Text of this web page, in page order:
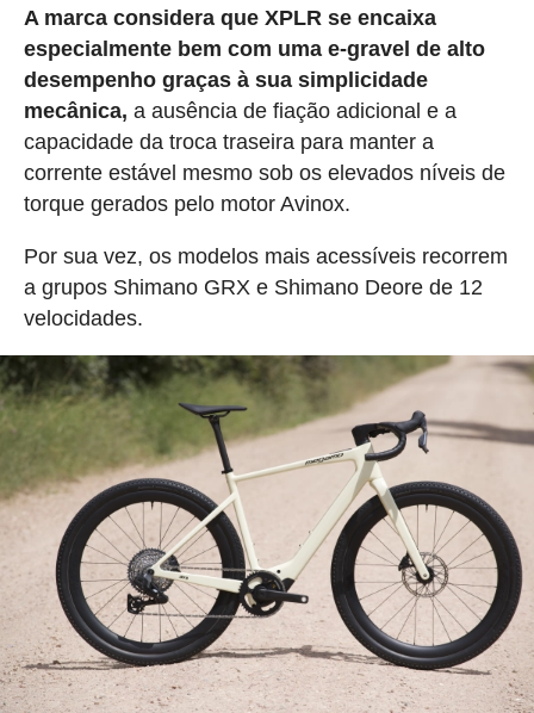
A marca considera que XPLR se encaixa
especialmente bem com uma e-gravel de alto
desempenho graças à sua simplicidade
mecânica, a ausência de fiação adicional e a
capacidade da troca traseira para manter a
corrente estável mesmo sob os elevados níveis de
torque gerados pelo motor Avinox.
Por sua vez, os modelos mais acessíveis recorrem
a grupos Shimano GRX e Shimano Deore de 12
velocidades.